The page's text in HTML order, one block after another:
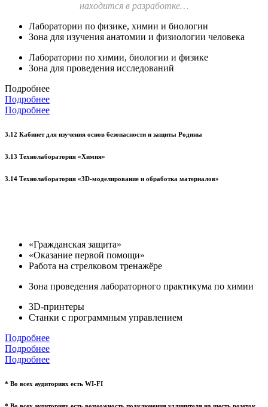
находится в разработке…
Лаборатории по физике, химии и биологии
Зона для изучения анатомии и физиологии человека
Лаборатории по химии, биологии и физике
Зона для проведения исследований
Подробнее
Подробнее
Подробнее
3.12 Кабинет для изучения основ безопасности и защиты Родины
3.13 Технолаборатория «Химия»
3.14 Технолаборатория «3D-моделирование и обработка материалов»
«Гражданская защита»
«Оказание первой помощи»
Работа на стрелковом тренажёре
Зона проведения лабораторного практикума по химии
3D-принтеры
Станки с программным управлением
Подробнее
Подробнее
Подробнее
* Во всех аудиториях есть WI-FI